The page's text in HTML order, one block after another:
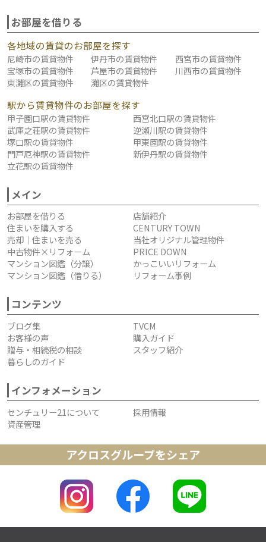
お部屋を借りる
各地域の賃貸のお部屋を探す
尼崎市の賃貸物件 伊丹市の賃貸物件
西宮市の賃貸物件
宝塚市の賃貸物件
芦屋市の賃貸物件
川西市の賃貸物件
東灘区の賃貸物件
灘区の賃貸物件
駅から賃貸物件のお部屋を探す
甲子園口駅の賃貸物件
西宮北口駅の賃貸物件
武庫之荘駅の賃貸物件
逆瀬川駅の賃貸物件
塚口駅の賃貸物件
甲東園駅の賃貸物件
門戸厄神駅の賃貸物件
新伊丹駅の賃貸物件
立花駅の賃貸物件
メイン
お部屋を借りる
店舗紹介
住まいを購入する
CENTURY TOWN
売却｜住まいを売る
当社オリジナル管理物件
中古物件×リフォーム
PRICE DOWN
マンション図鑑（分譲）
かっこいいリフォーム
マンション図鑑（借りる）
リフォーム事例
コンテンツ
ブログ集
TVCM
お客様の声
購入ガイド
贈与・相続税の相談
スタッフ紹介
暮らしのガイド
インフォメーション
センチュリー21について
採用情報
資産管理
アクロスグループをシェア